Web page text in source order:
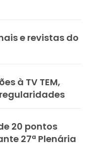
e revistas do
à TV TEM,
20 pontos
27ª Plenária